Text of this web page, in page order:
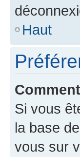
Haut
Si vous
la base
vous sur